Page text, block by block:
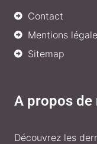
Contact
Mentions
Sitemap
A propos de
Découvrez les